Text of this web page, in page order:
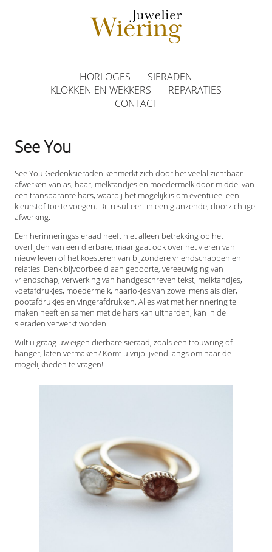
HORLOGES
SIERADEN
KLOKKEN EN WEKKERS
REPARATIES
CONTACT
See You
See You Gedenksieraden kenmerkt zich door het veelal zichtbaar
afwerken van as, haar, melktandjes en moedermelk door middel van
een transparante hars, waarbij het mogelijk is om eventueel een
kleurstof toe te voegen. Dit resulteert in een glanzende, doorzichtige
afwerking.
Een herinneringssieraad heeft niet alleen betrekking op het
overlijden van een dierbare, maar gaat ook over het vieren van
nieuw leven of het koesteren van bijzondere vriendschappen en
relaties. Denk bijvoorbeeld aan geboorte, vereeuwiging van
vriendschap, verwerking van handgeschreven tekst, melktandjes,
voetafdrukjes, moedermelk, haarlokjes van zowel mens als dier,
pootafdrukjes en vingerafdrukken. Alles wat met herinnering te
maken heeft en samen met de hars kan uitharden, kan in de
sieraden verwerkt worden.
Wilt u graag uw eigen dierbare sieraad, zoals een trouwring of
hanger, laten vermaken? Komt u vrijblijvend langs om naar de
mogelijkheden te vragen!